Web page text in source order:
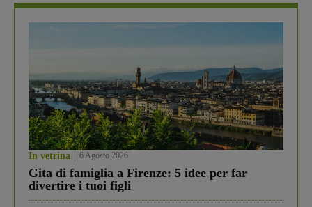
In vetrina 6 Agosto 2026
Gita di famiglia a Firenze: 5 idee per far
divertire i tuoi figli